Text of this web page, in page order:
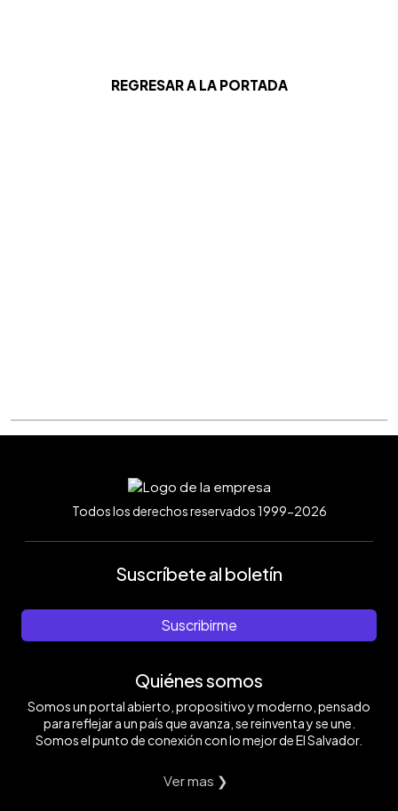
REGRESAR A LA PORTADA
Todos los derechos reservados 1999-2026
Suscríbete al boletín
Suscribirme
Quiénes somos
Somos un portal abierto, propositivo y moderno, pensado
para reflejar a un país que avanza, se reinventa y se une.
Somos el punto de conexión con lo mejor de El Salvador.
Ver mas ❯